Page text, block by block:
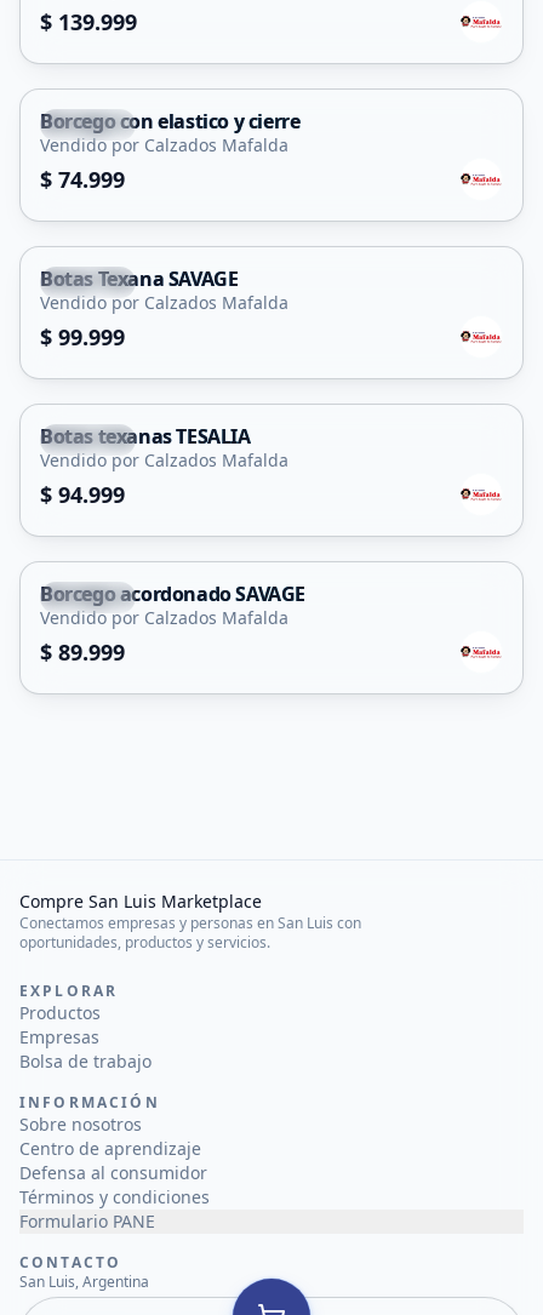
$ 139.999
Capital
Borcego con elastico y cierre
Vendido por Calzados Mafalda
$ 74.999
Capital
Botas Texana SAVAGE
Vendido por Calzados Mafalda
$ 99.999
Capital
Botas texanas TESALIA
Vendido por Calzados Mafalda
$ 94.999
Capital
Borcego acordonado SAVAGE
Vendido por Calzados Mafalda
$ 89.999
Compre San Luis Marketplace
Conectamos empresas y personas en San Luis con
oportunidades, productos y servicios.
EXPLORAR
Productos
Empresas
Bolsa de trabajo
INFORMACIÓN
Sobre nosotros
Centro de aprendizaje
Defensa al consumidor
Términos y condiciones
Formulario PANE
CONTACTO
San Luis, Argentina